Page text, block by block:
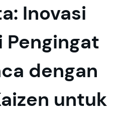
Inovasi
Pengingat
dengan
untuk